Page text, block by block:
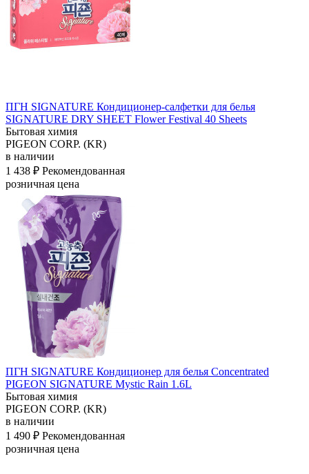
ПГН SIGNATURE Кондиционер-салфетки для белья
SIGNATURE DRY SHEET Flower Festival 40 Sheets
Бытовая химия
PIGEON CORP. (KR)
в наличии
1 438 ₽ Рекомендованная
розничная цена
ПГН SIGNATURE Кондиционер для белья Concentrated
PIGEON SIGNATURE Mystic Rain 1.6L
Бытовая химия
PIGEON CORP. (KR)
в наличии
1 490 ₽ Рекомендованная
розничная цена